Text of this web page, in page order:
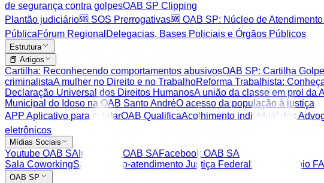
de segurança contra golpesOAB SP Clipping
Plantão judiciário🆘 SOS Prerrogativas🆘 OAB SP: Núcleo de
PúblicaFórum Regional Delegacias, Bases Policiais e Órgãos Públicos
Estrutura
📕 Artigos
Cartilha: Reconhecendo comportamentos abusivosOAB SP: Cartilha
criminalistaA mulher no Direito e no TrabalhoReforma Trabalhista:
Declaração Universal dos Direitos HumanosA união da classe em prol da
Municipal do Idoso na OAB Santo AndréO acesso da população à justiça
APP Aplicativo para celularOAB QualificaAcolhimento individual dos
eletrônicos
Mídias Sociais
Youtube OAB SAInstagram OAB SAFacebook OAB SA
Sala CoworkingSala de Auto-atendimento Justiça Federal Sala de apoio
OAB SP